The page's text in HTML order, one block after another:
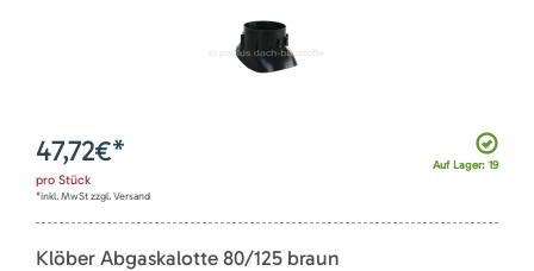
Auf Lager: 19
47,72€*
pro Stück
*inkl. MwSt zzgl. Versand
Klöber Abgaskalotte 80/125 braun